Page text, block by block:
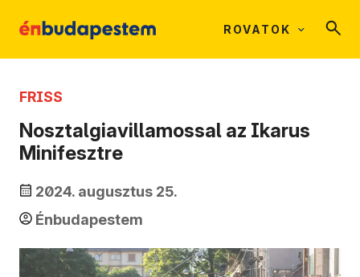
ROVATOK
FRISS
Nosztalgiavillamossal az Ikarus
Minifesztre
2024. augusztus 25.
Énbudapestem